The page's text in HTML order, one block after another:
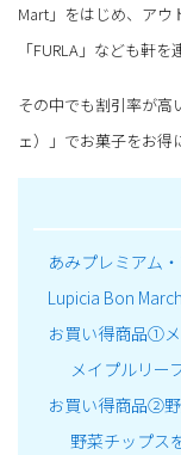
Mart」をはじめ、アウ
「FURLA」なども軒を
その中でも割引率が高
ェ）」でお菓子をお得
あみプレミアム
Lupicia Bon
お買い得商品①
メイプルリー
お買い得商品②野
野菜チップス